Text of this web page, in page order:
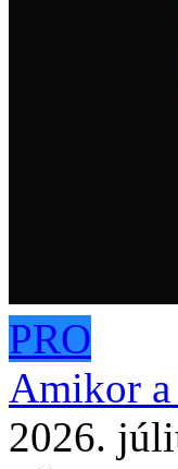
PRO
Amikor a
2026.